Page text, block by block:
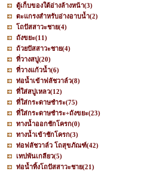
ตู้เก็บของใต้อ่างล้างหน้า(3)
ตะแกรงสำหรับอ่างอาบน้ำ(2)
โถปัสสาวะชาย(4)
ถังขยะ(11)
ถ้วยปัสสาวะชาย(4)
ที่วางสบู่(20)
ที่วางแก้วน้ำ(6)
ท่อน้ำเข้าฟลัชวาล์ว(8)
ที่ใส่สบู่เหลว(12)
ที่ใส่กระดาษชำระ(75)
ที่ใส่กระดาษชำระ+ถังขยะ(23)
ทางน้ำออกชักโครก(0)
ทางน้ำเข้าชักโครก(3)
ท่อฟลัชวาล์ว โถสุขภัณฑ์(42)
เทปพันเกลียว(5)
ท่อน้ำทิ้งโถปัสสาวะชาย(21)